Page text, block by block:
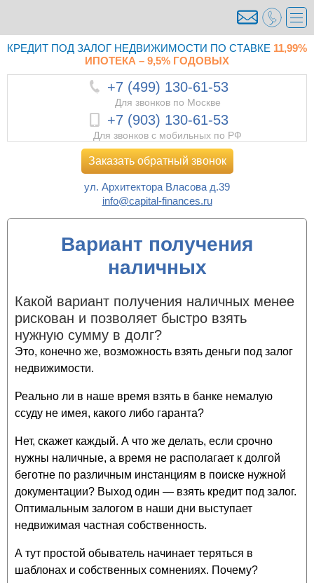
КРЕДИТ ПОД ЗАЛОГ НЕДВИЖИМОСТИ ПО СТАВКЕ 11,99%
ИПОТЕКА – 9,5% ГОДОВЫХ
+7 (499) 130-61-53
Для звонков по Москве
+7 (903) 130-61-53
Для звонков с мобильных по РФ
Заказать обратный звонок
ул. Архитектора Власова д.39
info@capital-finances.ru
Вариант получения
наличных
Какой вариант получения наличных менее
рискован и позволяет быстро взять
нужную сумму в долг?
Это, конечно же, возможность взять деньги под залог
недвижимости.
Реально ли в наше время взять в банке немалую
ссуду не имея, какого либо гаранта?
Нет, скажет каждый. А что же делать, если срочно
нужны наличные, а время не располагает к долгой
беготне по различным инстанциям в поиске нужной
документации? Выход один — взять кредит под залог.
Оптимальным залогом в наши дни выступает
недвижимая частная собственность.
А тут простой обыватель начинает теряться в
шаблонах и собственных сомнениях. Почему?